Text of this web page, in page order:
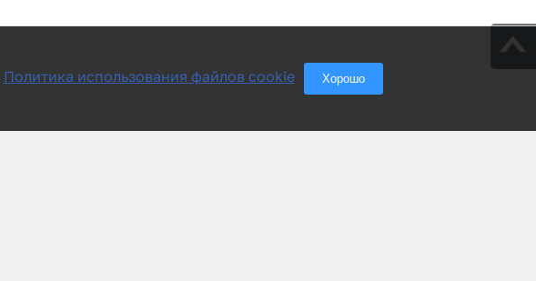
Политика использования файлов cookie Хорошо